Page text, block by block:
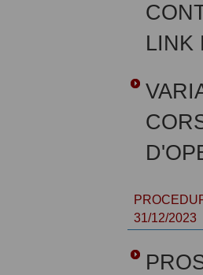
LINK
31/12/2023